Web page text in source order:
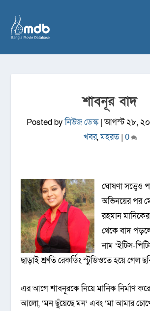
শাবনূর বাদ
Posted byনিউজ ডেস্ক|আগস্ট ২৮,
খবর,মহরত| 0
ঘোষণা সত্ত্বেও
অভিনয়ের পর
রহমান
থেকে বাদ
নাম ‘ইটিস-
ছাড়াই শ্রুতি রেকর্ডিং স্টুডিওতে হয়ে গেল
এর আগে শাবনূরকে নিয়ে মানিক নির্মাণ
আলো, ‘মন ছুঁয়েছে মন’ এবং ‘মা আমার